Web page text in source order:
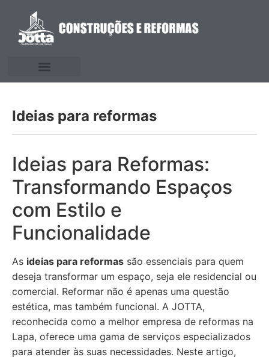
Ideias para reformas
Ideias para Reformas:
Transformando Espaços
com Estilo e
Funcionalidade
As ideias para reformas são essenciais para quem
deseja transformar um espaço, seja ele residencial ou
comercial. Reformar não é apenas uma questão
estética, mas também funcional. A JOTTA,
reconhecida como a melhor empresa de reformas na
Lapa, oferece uma gama de serviços especializados
para atender às suas necessidades. Neste artigo,